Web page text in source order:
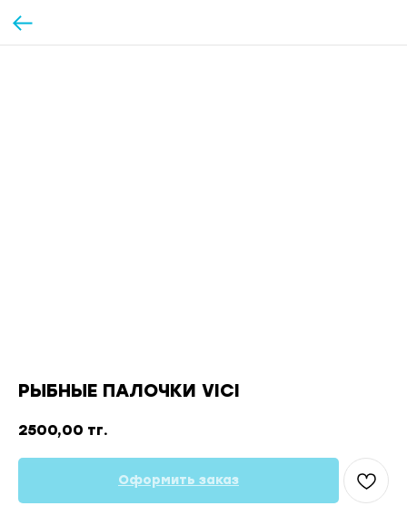
РЫБНЫЕ ПАЛОЧКИ VICI
2500,00 тг.
Оформить заказ